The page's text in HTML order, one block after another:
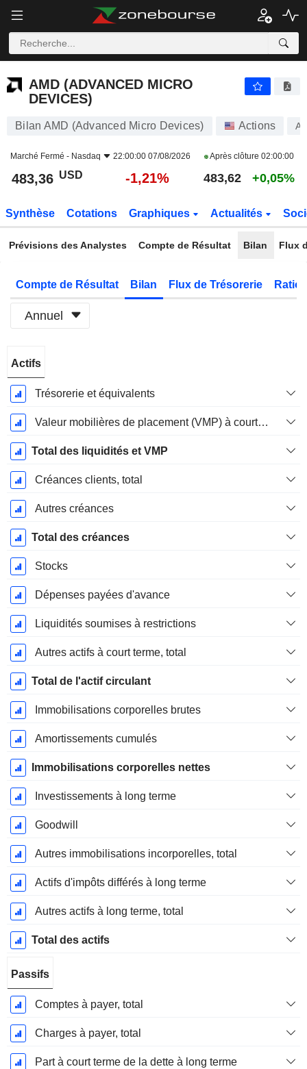
AMD (ADVANCED MICRO
DEVICES)
Bilan AMD (Advanced Micro Devices) Actions
Marché Fermé - Nasdaq 22:00:00 07/08/2026 Après clôture 02:00:00
483,36 USD -1,21% 483,62 +0,05%
Synthèse Cotations Graphiques Actualités
Prévisions des Analystes Compte de Résultat Bilan Flux
Compte de Résultat Bilan Flux de Trésorerie
Annuel
Fiscale:
Décembre
Actifs
Trésorerie et équivalents
Valeur mobilières de placement (VMP) à court terme
Total des liquidités et VMP
Créances clients, total
Autres créances
Total des créances
Stocks
Dépenses payées d'avance
Liquidités soumises à restrictions
Autres actifs à court terme, total
Total de l'actif circulant
Immobilisations corporelles brutes
Amortissements cumulés
Immobilisations corporelles nettes
Investissements à long terme
Goodwill
Autres immobilisations incorporelles, total
Actifs d'impôts différés à long terme
Autres actifs à long terme, total
Total des actifs
Passifs
Comptes à payer, total
Charges à payer, total
Part à court terme de la dette à long terme